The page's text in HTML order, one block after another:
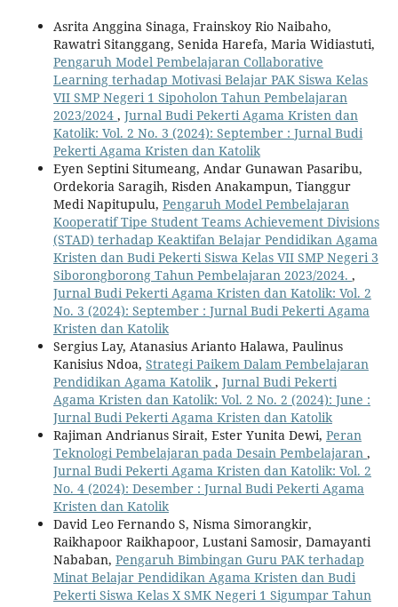
Asrita Anggina Sinaga, Frainskoy Rio Naibaho,
Rawatri Sitanggang, Senida Harefa, Maria Widiastuti,
Pengaruh Model Pembelajaran Collaborative
Learning terhadap Motivasi Belajar PAK Siswa Kelas
VII SMP Negeri 1 Sipoholon Tahun Pembelajaran
2023/2024 , Jurnal Budi Pekerti Agama Kristen dan
Katolik: Vol. 2 No. 3 (2024): September : Jurnal Budi
Pekerti Agama Kristen dan Katolik
Eyen Septini Situmeang, Andar Gunawan Pasaribu,
Ordekoria Saragih, Risden Anakampun, Tianggur
Medi Napitupulu, Pengaruh Model Pembelajaran
Kooperatif Tipe Student Teams Achievement Divisions
(STAD) terhadap Keaktifan Belajar Pendidikan Agama
Kristen dan Budi Pekerti Siswa Kelas VII SMP Negeri 3
Siborongborong Tahun Pembelajaran 2023/2024. ,
Jurnal Budi Pekerti Agama Kristen dan Katolik: Vol. 2
No. 3 (2024): September : Jurnal Budi Pekerti Agama
Kristen dan Katolik
Sergius Lay, Atanasius Arianto Halawa, Paulinus
Kanisius Ndoa, Strategi Paikem Dalam Pembelajaran
Pendidikan Agama Katolik , Jurnal Budi Pekerti
Agama Kristen dan Katolik: Vol. 2 No. 2 (2024): June :
Jurnal Budi Pekerti Agama Kristen dan Katolik
Rajiman Andrianus Sirait, Ester Yunita Dewi, Peran
Teknologi Pembelajaran pada Desain Pembelajaran ,
Jurnal Budi Pekerti Agama Kristen dan Katolik: Vol. 2
No. 4 (2024): Desember : Jurnal Budi Pekerti Agama
Kristen dan Katolik
David Leo Fernando S, Nisma Simorangkir,
Raikhapoor Raikhapoor, Lustani Samosir, Damayanti
Nababan, Pengaruh Bimbingan Guru PAK terhadap
Minat Belajar Pendidikan Agama Kristen dan Budi
Pekerti Siswa Kelas X SMK Negeri 1 Sigumpar Tahun